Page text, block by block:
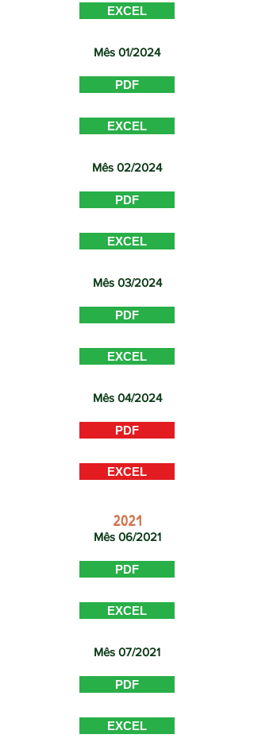
EXCEL
Mês 01/2024
PDF
EXCEL
Mês 02/2024
PDF
EXCEL
Mês 03/2024
PDF
EXCEL
Mês 04/2024
PDF
EXCEL
2021
Mês 06/2021
PDF
EXCEL
Mês 07/2021
PDF
EXCEL